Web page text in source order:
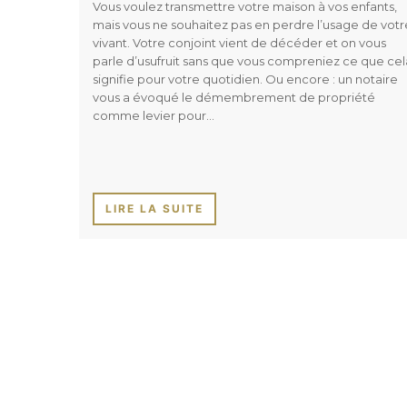
Vous voulez transmettre votre maison à vos enfants,
mais vous ne souhaitez pas en perdre l’usage de
vivant. Votre conjoint vient de décéder et on vous
parle d’usufruit sans que vous compreniez ce que
signifie pour votre quotidien. Ou encore : un notaire
vous a évoqué le démembrement de propriété
comme levier pour…
LIRE LA SUITE